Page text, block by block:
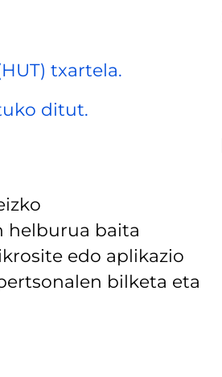
txartela.
ditut.
helburua baita
edo aplikazio
bilketa eta